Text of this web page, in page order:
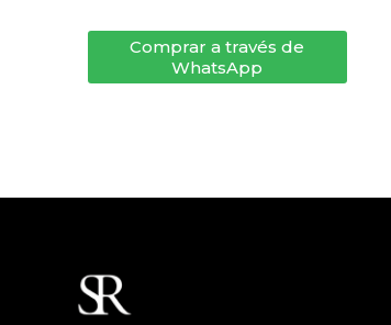
Comprar a través de
WhatsApp